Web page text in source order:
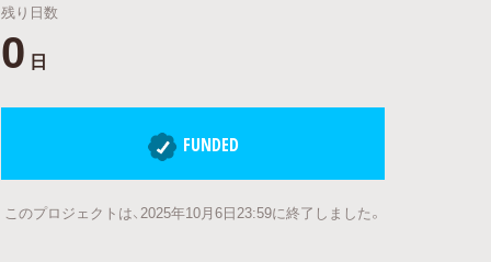
残り日数
0 日
FUNDED
このプロジェクトは、2025年10月6日23:59に終了しました。